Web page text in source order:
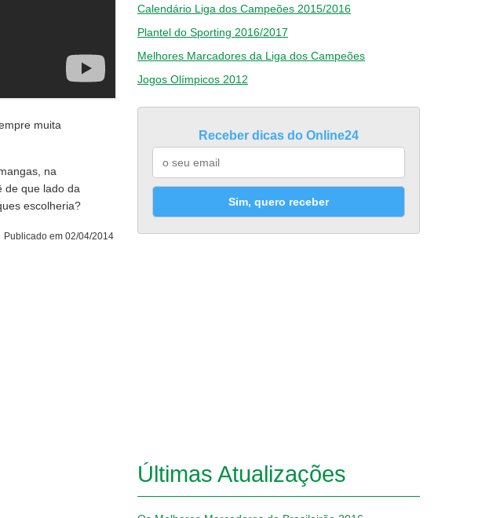
muita
na
de que lado da
escolheria?
Publicado em 02/04/2014
Calendário Liga dos Campeões 2015/2016
Plantel do Sporting 2016/2017
Melhores Marcadores da Liga dos Campeões
Jogos Olímpicos 2012
Receber dicas do Online24
Sim, quero receber
Últimas Atualizações